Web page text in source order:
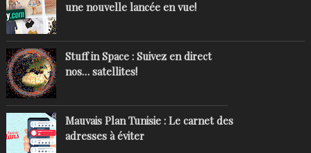
une nouvelle lancée en vue!
Stuff in Space : Suivez en direct
nos… satellites!
Mauvais Plan Tunisie : Le carnet des
adresses à éviter